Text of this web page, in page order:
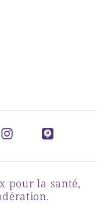
pour la santé,